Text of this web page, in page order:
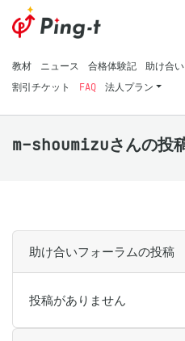
教材 ニュース 合格体験記 助け合
割引チケット
FAQ 法人プラン
m-shoumizuさんの投
助け合いフォーラムの投稿
投稿がありません